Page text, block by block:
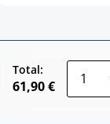
Total:
61,90 €